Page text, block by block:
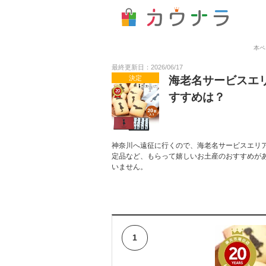
本
最終更新日：2026/06/17
決定
海老名サービスエ
すすめは？
神奈川へ遠征に行くので、海老名サービスエ
定品など、もらって嬉しいお土産のおすすめ
いません。
1